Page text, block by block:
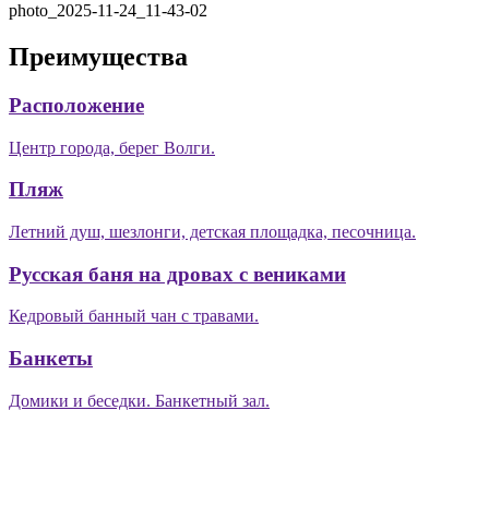
photo_2025-11-24_11-43-02
Преимущества
Расположение
Центр города, берег Волги.
Пляж
Летний душ, шезлонги, детская площадка, песочница.
Русская баня на дровах с вениками
Кедровый банный чан с травами.
Банкеты
Домики и беседки. Банкетный зал.